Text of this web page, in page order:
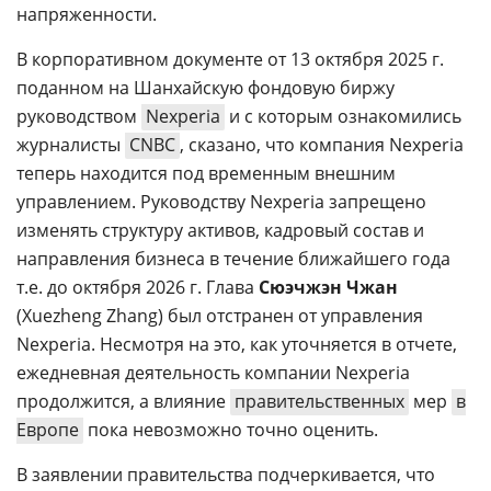
напряженности.
В корпоративном документе от 13 октября 2025 г.
поданном на Шанхайскую фондовую биржу
руководством Nexperia и с которым ознакомились
журналисты CNBC , сказано, что компания Nexperia
теперь находится под временным внешним
управлением. Руководству Nexperia запрещено
изменять структуру активов, кадровый состав и
направления бизнеса в течение ближайшего года
т.е. до октября 2026 г. Глава Сюэчжэн Чжан
(Xuezheng Zhang) был отстранен от управления
Nexperia. Несмотря на это, как уточняется в отчете,
ежедневная деятельность компании Nexperia
продолжится, а влияние правительственных мер в
Европе пока невозможно точно оценить.
В заявлении правительства подчеркивается, что